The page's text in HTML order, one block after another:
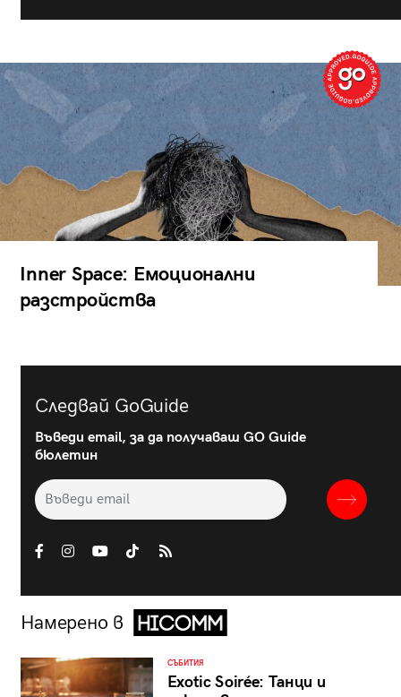
Inner Space: Емоционални
разстройства
Следвай GoGuide
Въведи email, за да получаваш GO Guide
бюлетин
Намерено в
СЪБИТИЯ
Exotic Soirée: Танци и